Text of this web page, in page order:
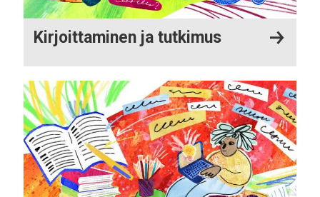
Kirjoittaminen ja tutkimus